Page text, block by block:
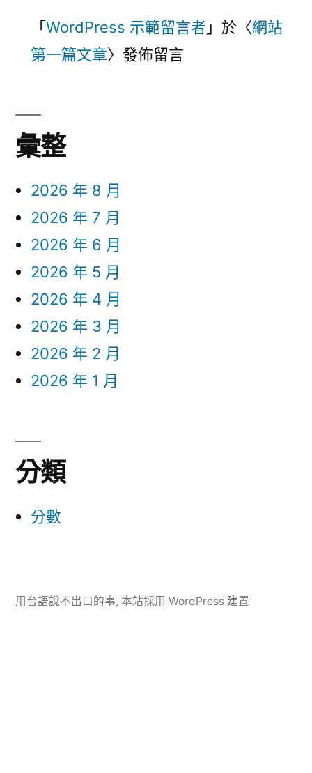
「 WordPress 示範留言者 」於〈網站
第一篇文章〉發佈留言
彙整
2026 年 8 月
2026 年 7 月
2026 年 6 月
2026 年 5 月
2026 年 4 月
2026 年 3 月
2026 年 2 月
2026 年 1 月
分類
分數
用台語說不出口的事, 本站採用 WordPress 建置